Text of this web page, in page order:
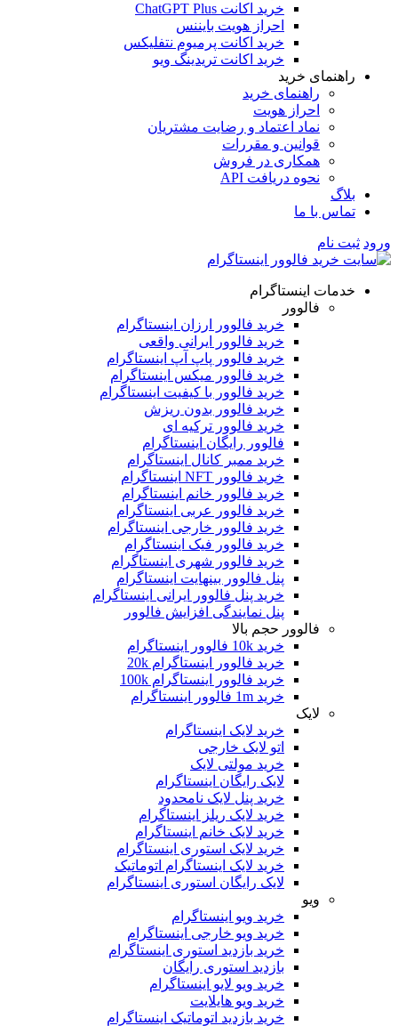
خرید اکانت ChatGPT Plus
احراز هویت بایننس
خرید اکانت پرمیوم نتفلیکس
خرید اکانت تریدینگ ویو
راهنمای خرید
راهنمای خرید
احراز هویت
نماد اعتماد و رضایت مشتریان
قوانین و مقررات
همکاری در فروش
نحوه دریافت API
بلاگ
تماس با ما
ثبت نام
خدمات اینستاگرام
فالوور
خرید فالوور ارزان اینستاگرام
خرید فالوور ایرانی واقعی
خرید فالوور پاپ آپ اینستاگرام
خرید فالوور میکس اینستاگرام
خرید فالوور با کیفیت اینستاگرام
خرید فالوور بدون ریزش
خرید فالوور ترکیه ای
فالوور رایگان اینستاگرام
خرید ممبر کانال اینستاگرام
خرید فالوور NFT اینستاگرام
خرید فالوور خانم اینستاگرام
خرید فالوور عربی اینستاگرام
خرید فالوور خارجی اینستاگرام
خرید فالوور فیک اینستاگرام
خرید فالوور شهری اینستاگرام
پنل فالوور بینهایت اینستاگرام
خرید پنل فالوور ایرانی اینستاگرام
پنل نمایندگی افزایش فالوور
فالوور حجم بالا
خرید 10k فالوور اینستاگرام
خرید فالوور اینستاگرام 20k
خرید فالوور اینستاگرام 100k
خرید 1m فالوور اینستاگرام
لایک
خرید لایک اینستاگرام
اتو لایک خارجی
خرید مولتی لایک
لایک رایگان اینستاگرام
خرید پنل لایک نامحدود
خرید لایک ریلز اینستاگرام
خرید لایک خانم اینستاگرام
خرید لایک استوری اینستاگرام
خرید لایک اینستاگرام اتوماتیک
لایک رایگان استوری اینستاگرام
خرید ویو اینستاگرام
خرید ویو خارجی اینستاگرام
خرید بازدید استوری اینستاگرام
بازدید استوری رایگان
خرید ویو لایو اینستاگرام
خرید ویو هایلایت
خرید بازدید اتوماتیک اینستاگرام